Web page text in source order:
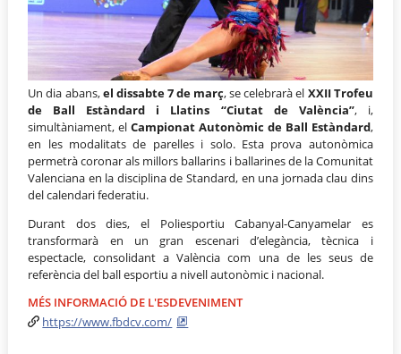
Un dia abans,el dissabte 7 de març, se celebrarà el XXII Trofeu
de Ball Estàndard i Llatins “Ciutat de València”, i,
simultàniament, elCampionat Autonòmic de Ball Estàndard,
en les modalitats de parelles i solo. Esta prova autonòmica
permetrà coronar als millors ballarins i ballarines de la Comunitat
Valenciana en la disciplina de Standard, en una jornada clau dins
del calendari federatiu.
Durant dos dies, el Poliesportiu Cabanyal-Canyamelar es
transformarà en un gran escenari d’elegància, tècnica i
espectacle, consolidant a València com una de les seus de
referència del ball esportiu a nivell autonòmic i nacional.
MÉS INFORMACIÓ DE L'ESDEVENIMENT
https://www.fbdcv.com/